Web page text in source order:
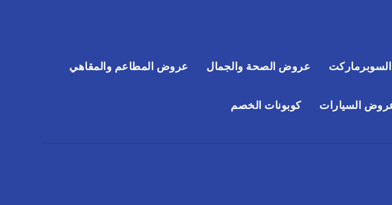
عروض الصحة والجمال عروض المطاعم والمقاهي
السيارات كوبونات الخصم